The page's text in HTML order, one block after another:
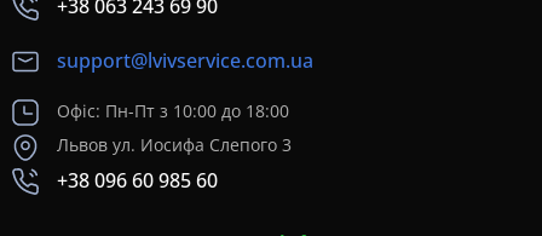
+38 063 243 69 90
support@lvivservice.com.ua
Офіс: Пн-Пт з 10:00 до 18:00
Львов ул. Иосифа Слепого 3
+38 096 60 985 60